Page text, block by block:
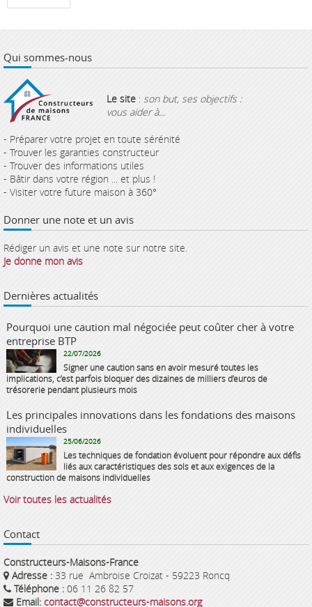
Qui sommes-nous
Le site : son but, ses objectifs :
vous aider à...
- Préparer votre projet en toute sérénité
- Trouver les garanties constructeur
- Trouver des informations utiles
- Bâtir dans votre région ... et plus !
- Visiter votre future maison à 360°
Donner une note et un avis
Rédiger un avis et une note sur notre site.
Je donne mon avis
Dernières actualités
Pourquoi une caution mal négociée peut coûter cher à votre
entreprise BTP
22/07/2026
Signer une caution sans en avoir mesuré toutes les
implications, c’est parfois bloquer des dizaines de milliers d’euros de
trésorerie pendant plusieurs mois
Les principales innovations dans les fondations des maisons
individuelles
25/06/2026
Les techniques de fondation évoluent pour répondre aux défis
liés aux caractéristiques des sols et aux exigences de la
construction de maisons individuelles
Voir toutes les actualités
Contact
Constructeurs-Maisons-France
Adresse : 33 rue Ambroise Croizat - 59223 Roncq
Téléphone : 06 11 26 82 57
Email: contact@constructeurs-maisons.org